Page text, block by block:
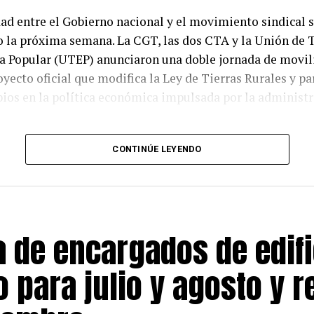
entre el Gobierno nacional y el movimiento sindical
próxima semana. La CGT, las dos CTA y la Unión de
Popular (UTEP) anunciaron una doble jornada de
oficial que modifica la Ley de Tierras Rurales y
en la política económica impulsada por la
será el jueves 6 de agosto frente al Congreso,
la reanudación del debate en el Senado sobre la
la Propiedad Privada, iniciativa promovida por el
Transformación del Estado, Federico Sturzenegger. Un
organizaciones volverán a las calles en el marco de la
San Cayetano, con una concentración que culminará
introduce cambios sustanciales en la Ley 26.737
CONTINÚE LEYENDO
de encargados de
para julio y agosto y